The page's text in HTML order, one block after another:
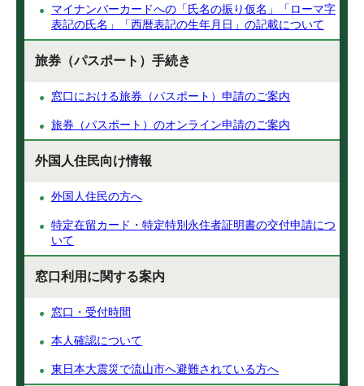
マイナンバーカードへの「氏名の振り仮名」「ローマ字
表記の氏名」「西暦表記の生年月日」の記載について
旅券（パスポート）手続き
窓口における旅券（パスポート）申請のご案内
旅券（パスポート）のオンライン申請のご案内
外国人住民向け情報
外国人住民の方へ
特定在留カード・特定特別永住者証明書の交付申請につ
いて
窓口利用に関する案内
窓口・受付時間
本人確認について
東日本大震災で流山市へ避難されている方へ